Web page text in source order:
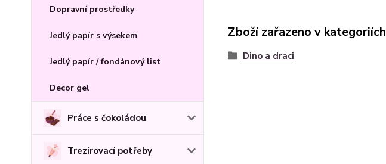
Dopravní prostředky
Jedlý papír s výsekem
Jedlý papír / fondánový list
Decor gel
Práce s čokoládou
Trezírovací potřeby
Zboží zařazeno v kategoriích
Dino a draci